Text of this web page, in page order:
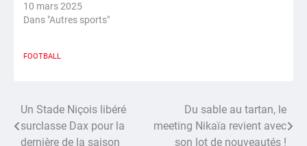
10 mars 2025
Dans "Autres sports"
FOOTBALL
Navigation
de
Un Stade Niçois libéré
surclasse Dax pour la
dernière de la saison
Du sable au tartan, le
meeting Nikaïa revient avec
son lot de nouveautés !